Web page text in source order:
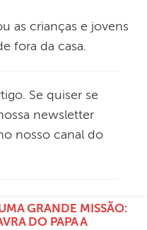
as crianças e jovens
fora da casa.
Se quiser se
newsletter
nosso canal do
GRANDE MISSÃO:
DO PAPA A